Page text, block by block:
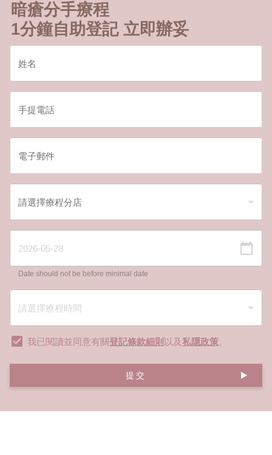
暗瘡分手療程
1分鐘自助登記 立即辦妥
Date should not be before minimal date
我已閱讀並同意有關登記條款細則 以及私隱政策。
提交